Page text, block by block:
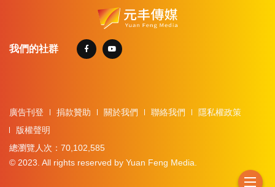
我們的社群
廣告刊登 捐款贊助 關於我們 聯絡我們
隱私權政策
版權聲明
總瀏覽人次：70,102,585
© 2023. All rights reserved by Yuan Feng Media.